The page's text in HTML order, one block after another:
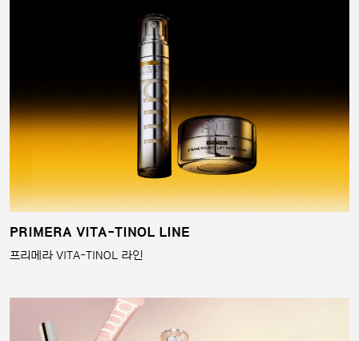
PRIMERA VITA-TINOL LINE
프리메라 VITA-TINOL 라인